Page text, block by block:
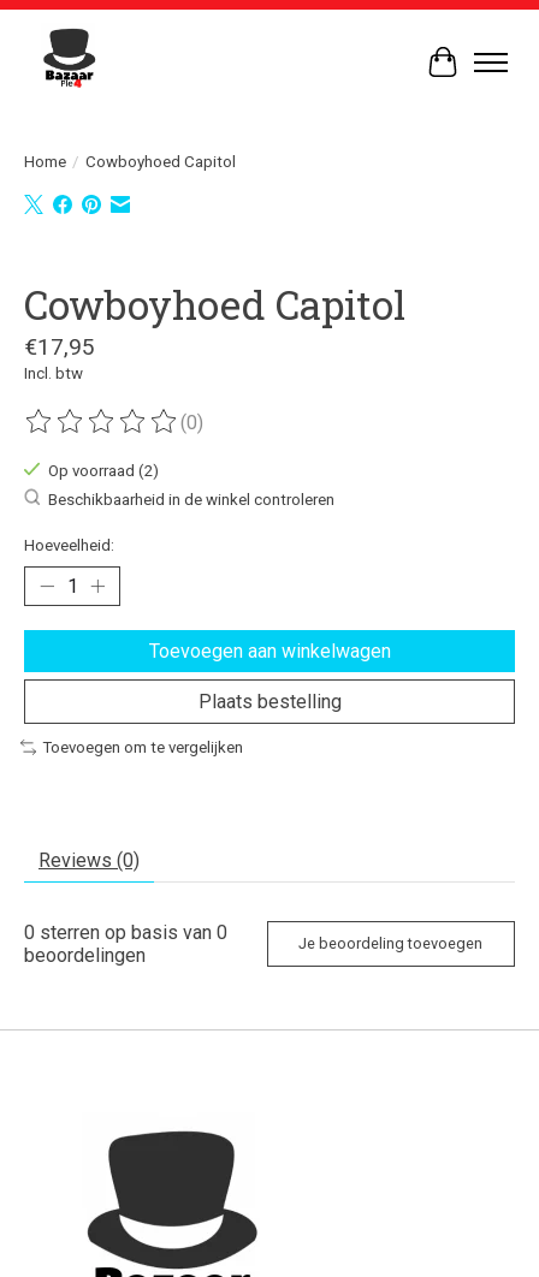
Home / Cowboyhoed Capitol
Cowboyhoed Capitol
€17,95
Incl. btw
De beoordeling van dit product is
(0)
Op voorraad (2)
Beschikbaarheid in de winkel controleren
Hoeveelheid:
Toevoegen aan winkelwagen
Plaats bestelling
Toevoegen om te vergelijken
Reviews (0)
0 sterren op basis van 0
beoordelingen
Je beoordeling toevoegen